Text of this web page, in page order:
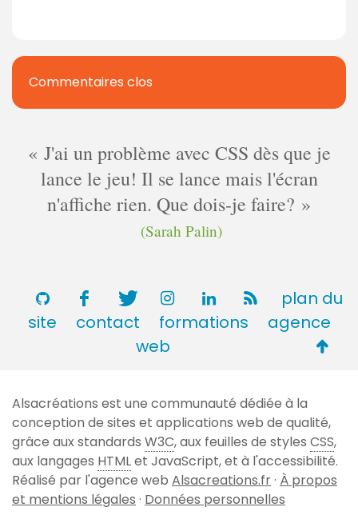
Commentaires clos
J'ai un problème avec CSS dès que je
lance le jeu! Il se lance mais l'écran
n'affiche rien. Que dois-je faire?
(Sarah Palin)
plan du
site
contact formations
agence
web
de
page
Alsacréations est une communauté dédiée à la
conception de sites et applications web de qualité,
grâce aux standards W3C, aux feuilles de styles CSS,
aux langages HTMLet JavaScript, et à l'accessibilité.
Réalisé par l'agence web Alsacreations.fr· À propos
et mentions légales · Données personnelles